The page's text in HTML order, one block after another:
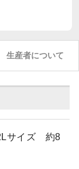
生産者について
サイズ 約8